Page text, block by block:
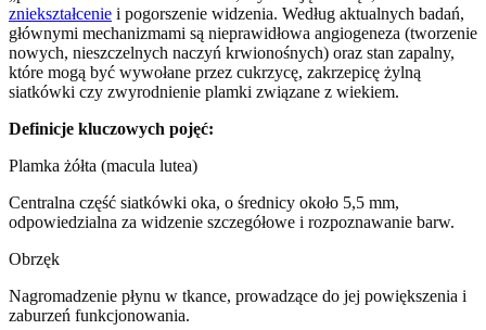
zniekształcenie i pogorszenie widzenia. Według aktualnych badań,
głównymi mechanizmami są nieprawidłowa angiogeneza (tworzenie
nowych, nieszczelnych naczyń krwionośnych) oraz stan zapalny,
które mogą być wywołane przez cukrzycę, zakrzepicę żylną
siatkówki czy zwyrodnienie plamki związane z wiekiem.
Definicje kluczowych pojęć:
Plamka żółta (macula lutea)
Centralna część siatkówki oka, o średnicy około 5,5 mm,
odpowiedzialna za widzenie szczegółowe i rozpoznawanie barw.
Obrzęk
Nagromadzenie płynu w tkance, prowadzące do jej powiększenia i
zaburzeń funkcjonowania.